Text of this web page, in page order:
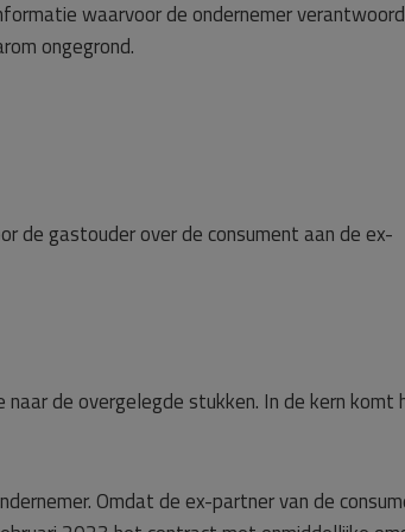
waarvoor de ondernemer
ongegrond.
de gastouder over de consument aan de ex-
de overgelegde stukken. In de kern komt
Omdat de ex-partner van de